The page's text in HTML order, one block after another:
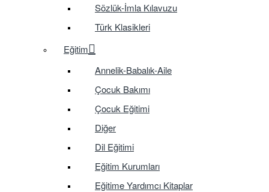
Sözlük-İmla Kılavuzu
Türk Klasikleri
Eğitim
Annelik-Babalık-Aile
Çocuk Bakımı
Çocuk Eğitimi
Diğer
Dil Eğitimi
Eğitim Kurumları
Eğitime Yardımcı Kitaplar